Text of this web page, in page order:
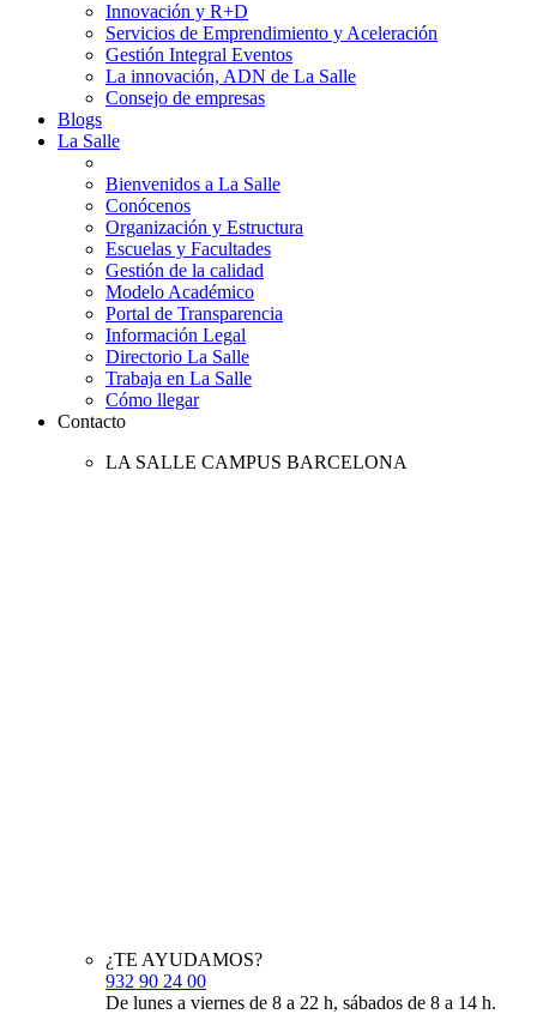
Innovación y R+D
Servicios de Emprendimiento y Aceleración
Gestión Integral Eventos
La innovación, ADN de La Salle
Consejo de empresas
Blogs
La Salle
Bienvenidos a La Salle
Conócenos
Organización y Estructura
Escuelas y Facultades
Gestión de la calidad
Modelo Académico
Portal de Transparencia
Información Legal
Directorio La Salle
Trabaja en La Salle
Cómo llegar
Contacto
LA SALLE CAMPUS BARCELONA
¿TE AYUDAMOS?
932 90 24 00
De lunes a viernes de 8 a 22 h, sábados de 8 a 14 h.